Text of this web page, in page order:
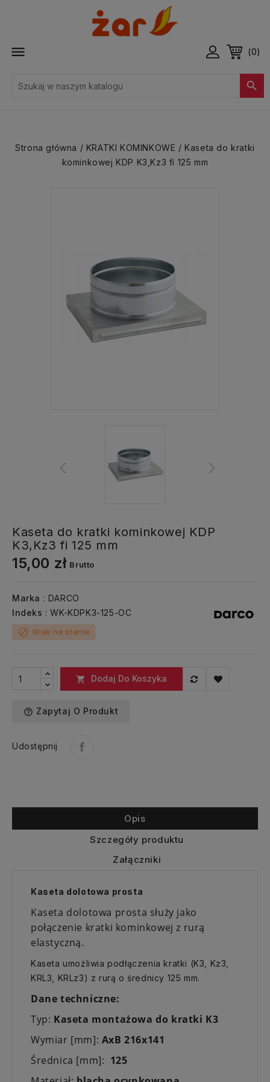
 (0)

Strona główna KRATKI KOMINKOWE
Kaseta do kratki
kominkowej KDP K3,Kz3 fi 125 mm
Kaseta do kratki kominkowej KDP
K3,Kz3 fi 125 mm
15,00 zł Brutto
Marka : DARCO
Indeks : WK-KDPK3-125-OC
block Brak na stanie
 Dodaj Do Koszyka
help_outline Zapytaj O Produkt
Udostępnij
Opis
Szczegóły produktu
Załączniki
Kaseta dolotowa prosta
Kaseta dolotowa prosta służy jako
połączenie kratki kominkowej z rurą
elastyczną.
Kaseta umożliwia podłączenia kratki (K3, Kz3,
KRL3, KRLz3) z rurą o średnicy 125 mm.
Dane techniczne:
Typ: Kaseta montażowa do kratki K3
Wymiar [mm]: AxB 216x141
Średnica [mm]: 125